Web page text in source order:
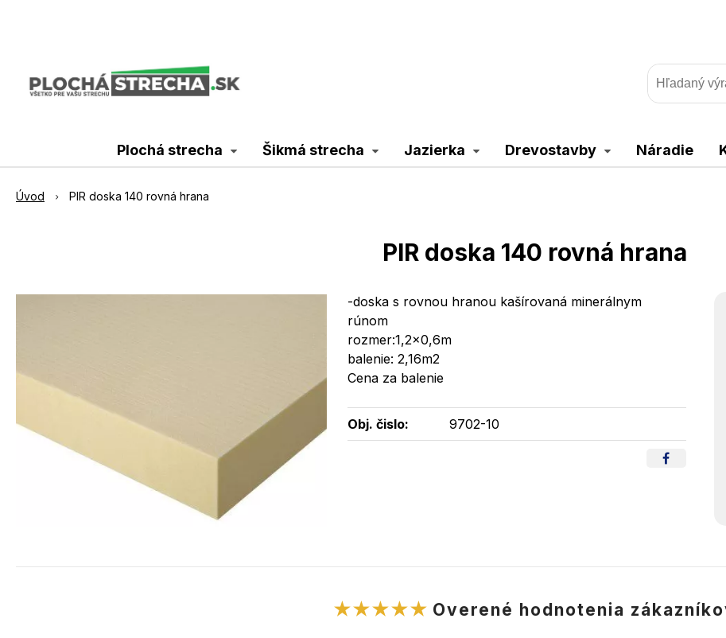
Plochá strecha Šikmá strecha Jazierka Drevostavby Náradie
Úvod PIR doska 140 rovná hrana
PIR doska 140 rovná hrana
-doska s rovnou hranou kašírovaná minerálnym
rúnom
rozmer:1,2x0,6m
balenie: 2,16m2
Cena za balenie
Obj. čislo: 9702-10
★★★★★ Overené hodnotenia